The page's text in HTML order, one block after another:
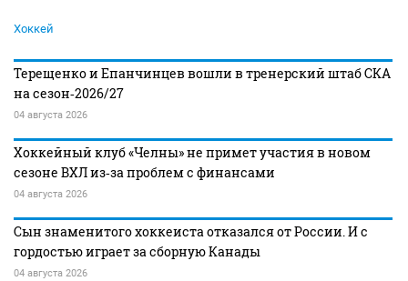
Хоккей
Терещенко и Епанчинцев вошли в тренерский штаб СКА
на сезон‑2026/27
04 августа 2026
Хоккейный клуб «Челны» не примет участия в новом
сезоне ВХЛ из‑за проблем с финансами
04 августа 2026
Сын знаменитого хоккеиста отказался от России. И с
гордостью играет за сборную Канады
04 августа 2026